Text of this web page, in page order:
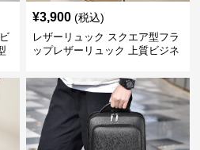
¥3,900 (税込)
レザーリュック スクエア型フラ
ップレザーリュック 上質ビジネ